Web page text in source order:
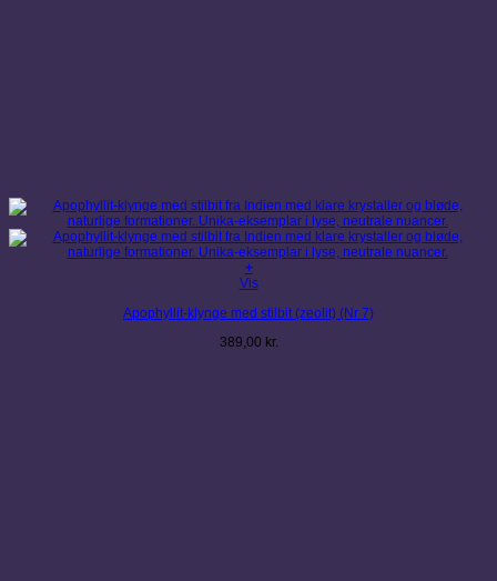
+
Vis
Apophyllit-klynge med stilbit (zeolit) (Nr 7)
389,00 kr.